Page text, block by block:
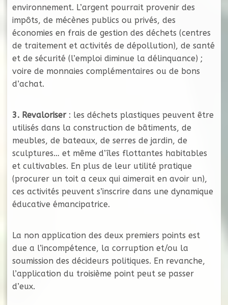
environnement. L’argent pourrait provenir des
impôts, de mécènes publics ou privés, des
économies en frais de gestion des déchets (centres
de traitement et activités de dépollution), de santé
et de sécurité (l’emploi diminue la délinquance) ;
voire de monnaies complémentaires ou de bons
d’achat.
3. Revaloriser: les déchets plastiques peuvent être
utilisés dans la construction de bâtiments, de
meubles, de bateaux, de serres de jardin, de
sculptures… et même d’îles flottantes habitables
et cultivables. En plus de leur utilité pratique
(procurer un toit a ceux qui aimerait en avoir un),
ces activités peuvent s’inscrire dans une dynamique
éducative émancipatrice.
La non application des deux premiers points est
due a l’incompétence, la corruption et/ou la
soumission des décideurs politiques. En revanche,
l’application du troisième point peut se passer
d’eux.